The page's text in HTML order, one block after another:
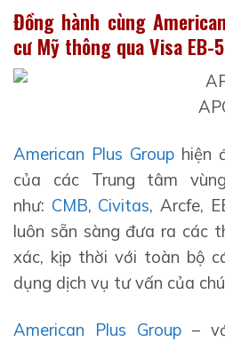
Đồng hành cùng
cư Mỹ thông qua Visa EB-5
American Plus Group hiện
của các Trung tâm
như: CMB, Civitas, Arcfe,
luôn sẵn sàng đưa ra các
xác, kịp thời với toàn bộ
dụng dịch vụ tư vấn của
American Plus Group –